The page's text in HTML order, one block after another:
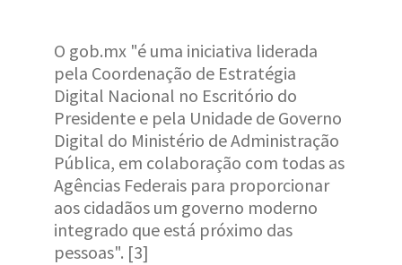
O gob.mx "é uma iniciativa liderada
pela Coordenação de Estratégia
Digital Nacional no Escritório do
Presidente e pela Unidade de Governo
Digital do Ministério de Administração
Pública, em colaboração com todas as
Agências Federais para proporcionar
aos cidadãos um governo moderno
integrado que está próximo das
pessoas". [3]